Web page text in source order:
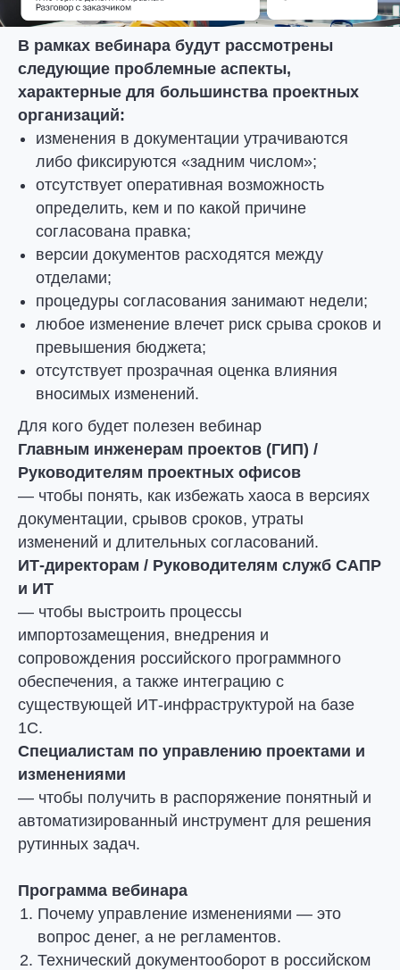
В рамках вебинара будут рассмотрены
следующие проблемные аспекты,
характерные для большинства проектных
организаций:
изменения в документации утрачиваются
либо фиксируются «задним числом»;
отсутствует оперативная возможность
определить, кем и по какой причине
согласована правка;
версии документов расходятся между
отделами;
процедуры согласования занимают недели;
любое изменение влечет риск срыва сроков и
превышения бюджета;
отсутствует прозрачная оценка влияния
вносимых изменений.
Для кого будет полезен вебинар
Главным инженерам проектов (ГИП) /
Руководителям проектных офисов
— чтобы понять, как избежать хаоса в версиях
документации, срывов сроков, утраты
изменений и длительных согласований.
ИТ-директорам / Руководителям служб САПР
и ИТ
— чтобы выстроить процессы
импортозамещения, внедрения и
сопровождения российского программного
обеспечения, а также интеграцию с
существующей ИТ-инфраструктурой на базе
1С.
Специалистам по управлению проектами и
изменениями
— чтобы получить в распоряжение понятный и
автоматизированный инструмент для решения
рутинных задач.
Программа вебинара
Почему управление изменениями — это
вопрос денег, а не регламентов.
Технический документооборот в российском